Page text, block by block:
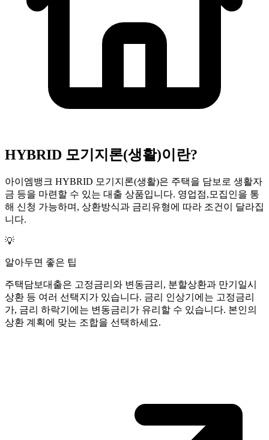
HYBRID 모기지론(생활)이란?
아이엠뱅크 HYBRID 모기지론(생활)은 주택을 담보로 생활자
금 등을 마련할 수 있는 대출 상품입니다. 영업점,모집인을 통
해 신청 가능하며, 상환방식과 금리유형에 따라 조건이 달라집
니다.
💡
알아두면 좋은 팁
주택담보대출은 고정금리와 변동금리, 분할상환과 만기일시
상환 등 여러 선택지가 있습니다. 금리 인상기에는 고정금리
가, 금리 하락기에는 변동금리가 유리할 수 있습니다. 본인의
상환 계획에 맞는 조합을 선택하세요.